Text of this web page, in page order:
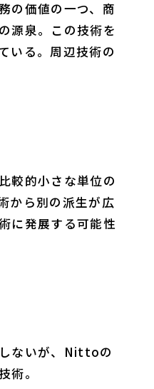
の価値の一つ、商
源泉。この技術を
いる。周辺技術の
較的小さな単位の
から別の派生が広
に発展する可能性
ないが、Nittoの
術。